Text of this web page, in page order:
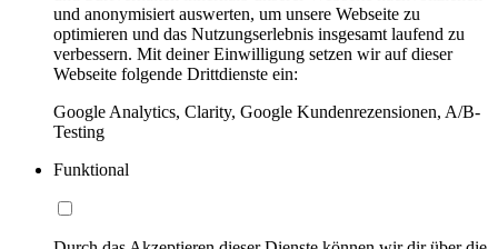
und anonymisiert auswerten, um unsere Webseite zu
optimieren und das Nutzungserlebnis insgesamt laufend zu
verbessern. Mit deiner Einwilligung setzen wir auf dieser
Webseite folgende Drittdienste ein:
Google Analytics, Clarity, Google Kundenrezensionen, A/B-
Testing
Funktional